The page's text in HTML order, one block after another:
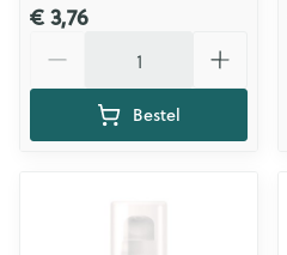
€ 3,76
Bestel